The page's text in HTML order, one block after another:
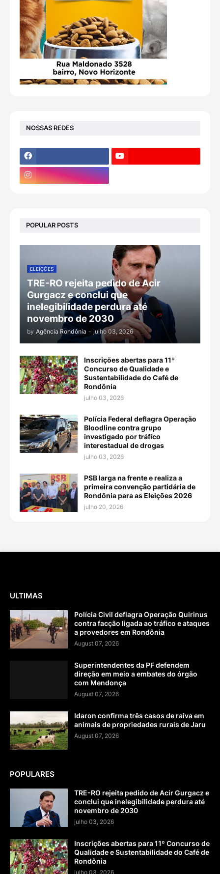
NOSSAS REDES
POPULAR POSTS
ELEIÇÕES
TRE-RO rejeita pedido de Acir
Gurgacz e conclui que
inelegibilidade perdura até
novembro de 2030
by Agência Rondônia - julho 03, 2026
Inscrições abertas para 11º
Concurso de Qualidade e
Sustentabilidade do Café de
Rondônia
julho 03, 2026
Polícia Federal deflagra Operação
Bloodline contra grupo
investigado por tráfico
interestadual de drogas
julho 03, 2026
PSB larga na frente e realiza a
primeira convenção partidária de
Rondônia para as Eleições 2026
julho 20, 2026
ULTIMAS
Polícia Civil deflagra Operação Quirinus
contra facção ligada ao tráfico e ataques
a provedores em Rondônia
August 07, 2026
Superintendentes da PF defendem
direção em meio a embates do órgão
com Mendonça
August 07, 2026
Idaron confirma três casos de raiva em
animais de propriedades rurais de Jaru
August 07, 2026
POPULARES
TRE-RO rejeita pedido de Acir Gurgacz e
conclui que inelegibilidade perdura até
novembro de 2030
julho 03, 2026
Inscrições abertas para 11º Concurso de
Qualidade e Sustentabilidade do Café de
Rondônia
julho 03, 2026